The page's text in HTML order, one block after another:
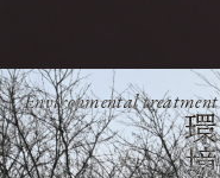
Environmental treatment